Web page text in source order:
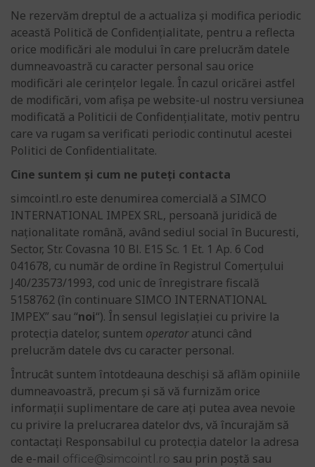
Ne rezervăm dreptul de a actualiza și modifica periodic
această Politică de Confidențialitate, pentru a reflecta
orice modificări ale modului în care prelucrăm datele
dumneavoastră cu caracter personal sau orice
modificări ale cerințelor legale. În cazul oricărei astfel
de modificări, vom afișa pe website-ul nostru versiunea
modificată a Politicii de Confidențialitate, motiv pentru
care va rugam sa verificati periodic continutul acestei
Politici de Confidentialitate.
Cine suntem și cum ne puteți contacta
simcointl.ro este denumirea comercială a SIMCO
INTERNATIONAL IMPEX SRL, persoană juridică de
naționalitate română, având sediul social în Bucuresti,
Sector, Str. Covasna 10 Bl. E15 Sc. 1 Et. 1 Ap. 6 Cod
041678, cu număr de ordine în Registrul Comerțului
J40/23573/1993, cod unic de înregistrare fiscală
5158762 (în continuare SIMCO INTERNATIONAL
IMPEX” sau “noi“). În sensul legislației cu privire la
protecția datelor, suntem operatoratunci când
prelucrăm datele dvs cu caracter personal.
Întrucât suntem întotdeauna deschiși să aflăm opiniile
dumneavoastră, precum și să vă furnizăm orice
informații suplimentare de care ați putea avea nevoie
cu privire la prelucrarea datelor dvs, vă încurajăm să
contactați Responsabilul cu protecția datelor la adresa
de e-mail office@simcointl.ro sau prin poștă sau